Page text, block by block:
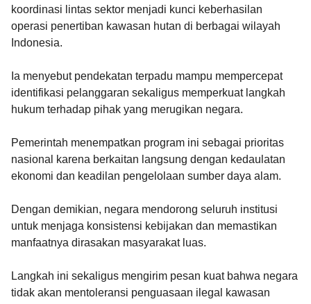
koordinasi lintas sektor menjadi kunci keberhasilan
operasi penertiban kawasan hutan di berbagai wilayah
Indonesia.
Ia menyebut pendekatan terpadu mampu mempercepat
identifikasi pelanggaran sekaligus memperkuat langkah
hukum terhadap pihak yang merugikan negara.
Pemerintah menempatkan program ini sebagai prioritas
nasional karena berkaitan langsung dengan kedaulatan
ekonomi dan keadilan pengelolaan sumber daya alam.
Dengan demikian, negara mendorong seluruh institusi
untuk menjaga konsistensi kebijakan dan memastikan
manfaatnya dirasakan masyarakat luas.
Langkah ini sekaligus mengirim pesan kuat bahwa negara
tidak akan mentoleransi penguasaan ilegal kawasan